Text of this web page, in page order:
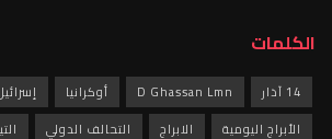
الكلمات
14 آذار D Ghassan Lmn أوكرانيا
الأبراج اليومية
الابراج التحالف الدولي